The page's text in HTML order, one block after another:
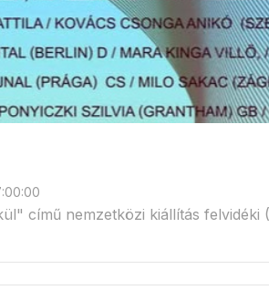
című nemzetközi kiállítás felvidéki